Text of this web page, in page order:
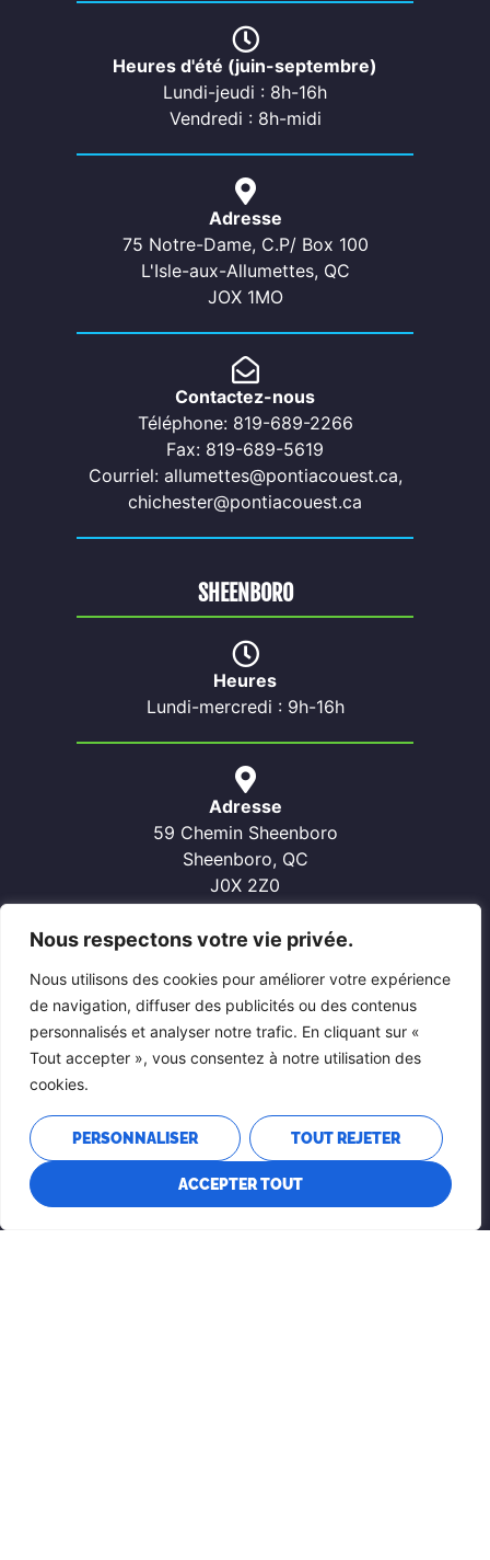
Nous respectons votre vie privée.
Nous utilisons des cookies pour améliorer votre expérience
de navigation, diffuser des publicités ou des contenus
personnalisés et analyser notre trafic. En cliquant sur «
Tout accepter », vous consentez à notre utilisation des
cookies.
PERSONNALISER TOUT REJETER
ACCEPTER TOUT
Heures d'été (juin-septembre)
Lundi-jeudi : 8h-16h
Vendredi : 8h-midi
Adresse
75 Notre-Dame, C.P/ Box 100
L'Isle-aux-Allumettes, QC
JOX 1MO
Contactez-nous
Téléphone: 819-689-2266
Fax: 819-689-5619
Courriel: allumettes@pontiacouest.ca,
chichester@pontiacouest.ca
SHEENBORO
Heures
Lundi-mercredi : 9h-16h
Adresse
59 Chemin Sheenboro
Sheenboro, QC
J0X 2Z0
Contactez-nous
Téléphone: 819-689-5022
Courriel: sheenboro@pontiacouest.ca
WALTHAM